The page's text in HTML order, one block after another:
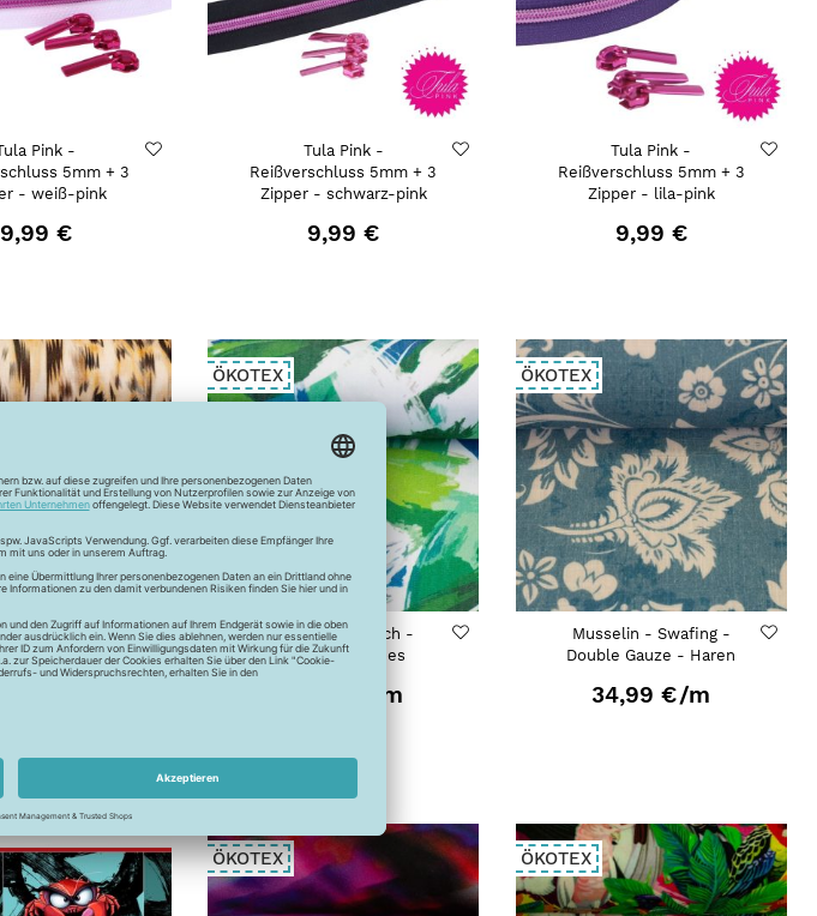
Pink -
5mm + 3
- weiß-pink
9,99 €
Tula Pink -
Reißverschluss 5mm + 3
Zipper - schwarz-pink
9,99 €
Tula Pink -
Reißverschluss 5mm + 3
Zipper - lila-pink
9,99 €
Leinen -
- Adria -
ÖKOTEX
Baumwollstretch -
Swafing - Agnes
/m
ÖKOTEX
Musselin - Swafing -
Double Gauze - Haren
34,99 €/m
ÖKOTEX ÖKOTEX